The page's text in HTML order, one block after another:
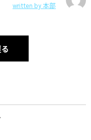
written by 本部